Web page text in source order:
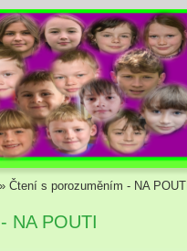
» Čtení s porozuměním - NA POUTI
NA POUTI